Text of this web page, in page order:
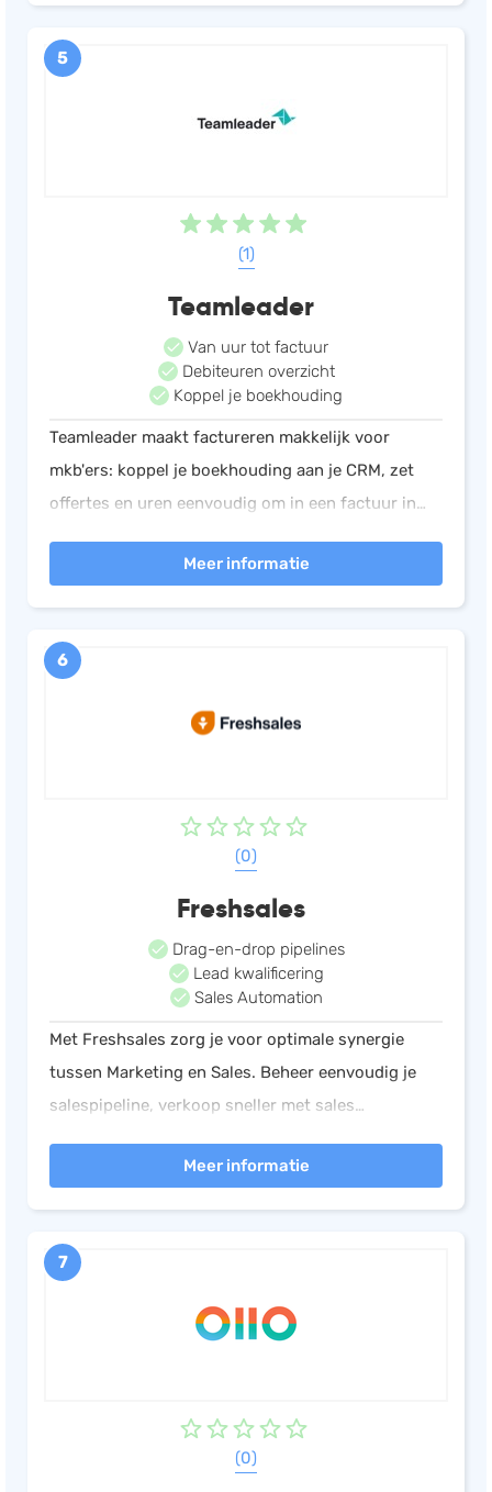
5
(1)
Teamleader
Van uur tot factuur
Debiteuren overzicht
Koppel je boekhouding
Teamleader maakt factureren makkelijk voor
mkb'ers: koppel je boekhouding aan je CRM, zet
offertes en uren eenvoudig om in een factuur in
Meer informatie
6
(0)
Freshsales
Drag-en-drop pipelines
Lead kwalificering
Sales Automation
Met Freshsales zorg je voor optimale synergie
tussen Marketing en Sales. Beheer eenvoudig je
salespipeline, verkoop sneller met sales
voor een effectieve salesmachine!
Meer informatie
7
(0)